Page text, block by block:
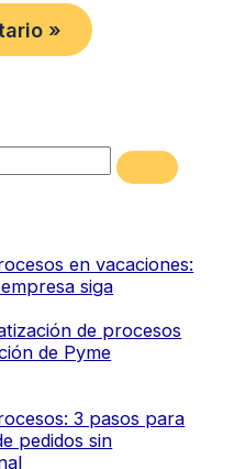
en vacaciones:
siga
de procesos
de Pyme
3 pasos para
pedidos sin